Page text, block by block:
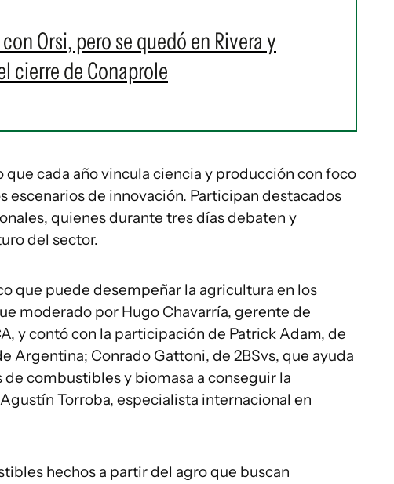
Orsi, pero se quedó en Rivera y
cierre de Conaprole
que cada año vincula ciencia y producción con foco
escenarios de innovación. Participan destacados
quienes durante tres días debaten y
del sector.
que puede desempeñar la agricultura en los
moderado por Hugo Chavarría, gerente de
y contó con la participación de Patrick Adam, de
Argentina; Conrado Gattoni, de 2BSvs, que ayuda
combustibles y biomasa a conseguir la
Torroba, especialista internacional en
hechos a partir del agro que buscan